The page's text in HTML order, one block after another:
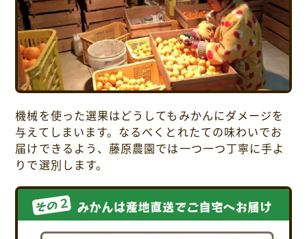
機械を使った選果はどうしてもみかんにダメージを
与えてしまいます。なるべくとれたての味わいでお
届けできるよう、藤原農園では一つ一つ丁寧に手よ
りで選別します。